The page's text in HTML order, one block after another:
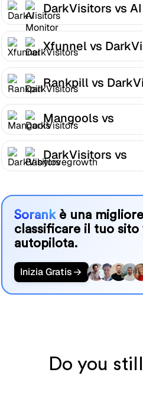
DarkVisitors vs AI
Monitor
Xfunnel vs
Rankpill vs
Mangools vs
DarkVisitors
DarkVisitors vs
Babylovegrowth
Sorank è una
classificare il tuo sito
autopilota.
Inizia Gratis
Do you